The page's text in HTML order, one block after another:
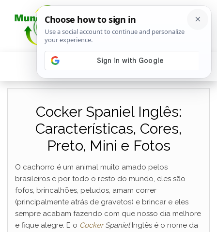
Cocker Spaniel Inglês:
Características, Cores,
Preto, Mini e Fotos
O cachorro é um animal muito amado pelos
brasileiros e por todo o resto do mundo, eles são
fofos, brincalhões, peludos, amam correr
(principalmente atrás de gravetos) e brincar e eles
sempre acabam fazendo com que nosso dia melhore
e fique alegre. E o CockerSpanielInglês é o nome da